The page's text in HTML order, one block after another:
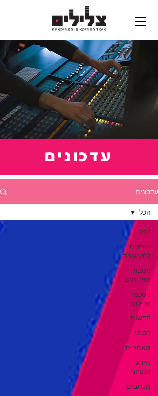
עדכונים
עדכונים
הכל
הודעות
לתקשורת
הטבות
ושירותים
הסכמי
פרילנס
חדשות
כלכלי
מאמרים
מידע
פנסיוני
מכתבים
הכל